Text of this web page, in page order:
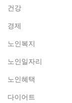
건강
경제
노인복지
노인일자리
노인혜택
다이어트